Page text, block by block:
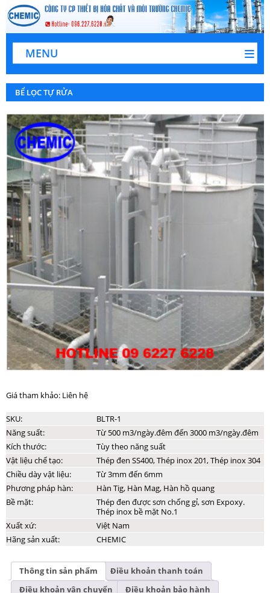
MENU
BỂ LỌC TỰ RỬA
Giá tham khảo: Liên hệ
SKU:
BLTR-1
Năng suất:
Từ 500 m3/ngày.đêm đến 3000 m3/ngày.đêm
Kích thước:
Tùy theo năng suất
Vật liệu chế tạo:
Thép đen SS400, Thép inox 201, Thép inox 304
Chiều dày vật liệu:
Từ 3mm đến 6mm
Phương pháp hàn:
Hàn Tig, Hàn Mag, Hàn hồ quang
Bề mặt:
Thép đen được sơn chống gỉ, sơn Expoxy.
Thép inox bề mặt No.1
Xuất xứ:
Việt Nam
Hãng sản xuất:
CHEMIC
Thông tin sản phẩm
Điều khoản thanh toán
Điều khoản vận chuyển
Điều khoản bảo hành